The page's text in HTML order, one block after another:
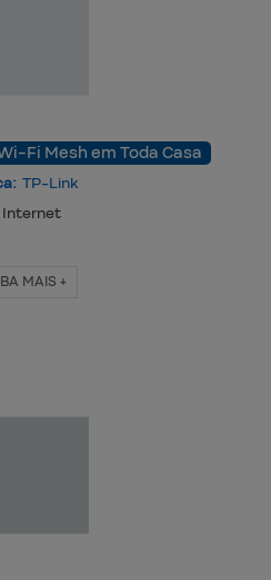
Fi Mesh em Toda Casa
TP-Link
Internet
MAIS +